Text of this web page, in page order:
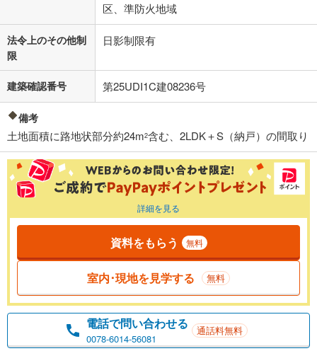
区、準防火地域
法令上のその他制
限
日影制限有
建築確認番号 第25UDI1C建08236号
備考
土地面積に路地状部分約24m2含む、2LDK＋S（納戸）の間取り
詳細を見る
資料をもらう 無料
室内･現地を見学する 無料
電話で問い合わせる
0078-6014-56081
通話料無料